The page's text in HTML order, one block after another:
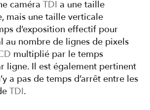
caméra TDI a une taille
mais une taille verticale
d’exposition effectif pour
au nombre de lignes de pixels
multiplié par le temps
ligne. Il est également pertinent
a pas de temps d’arrêt entre les
TDI.